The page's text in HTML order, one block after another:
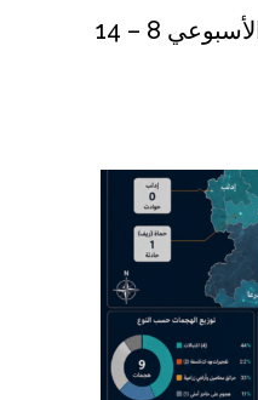
داعش في أفريقيا | الرصد الأسبوعي 8 – 14